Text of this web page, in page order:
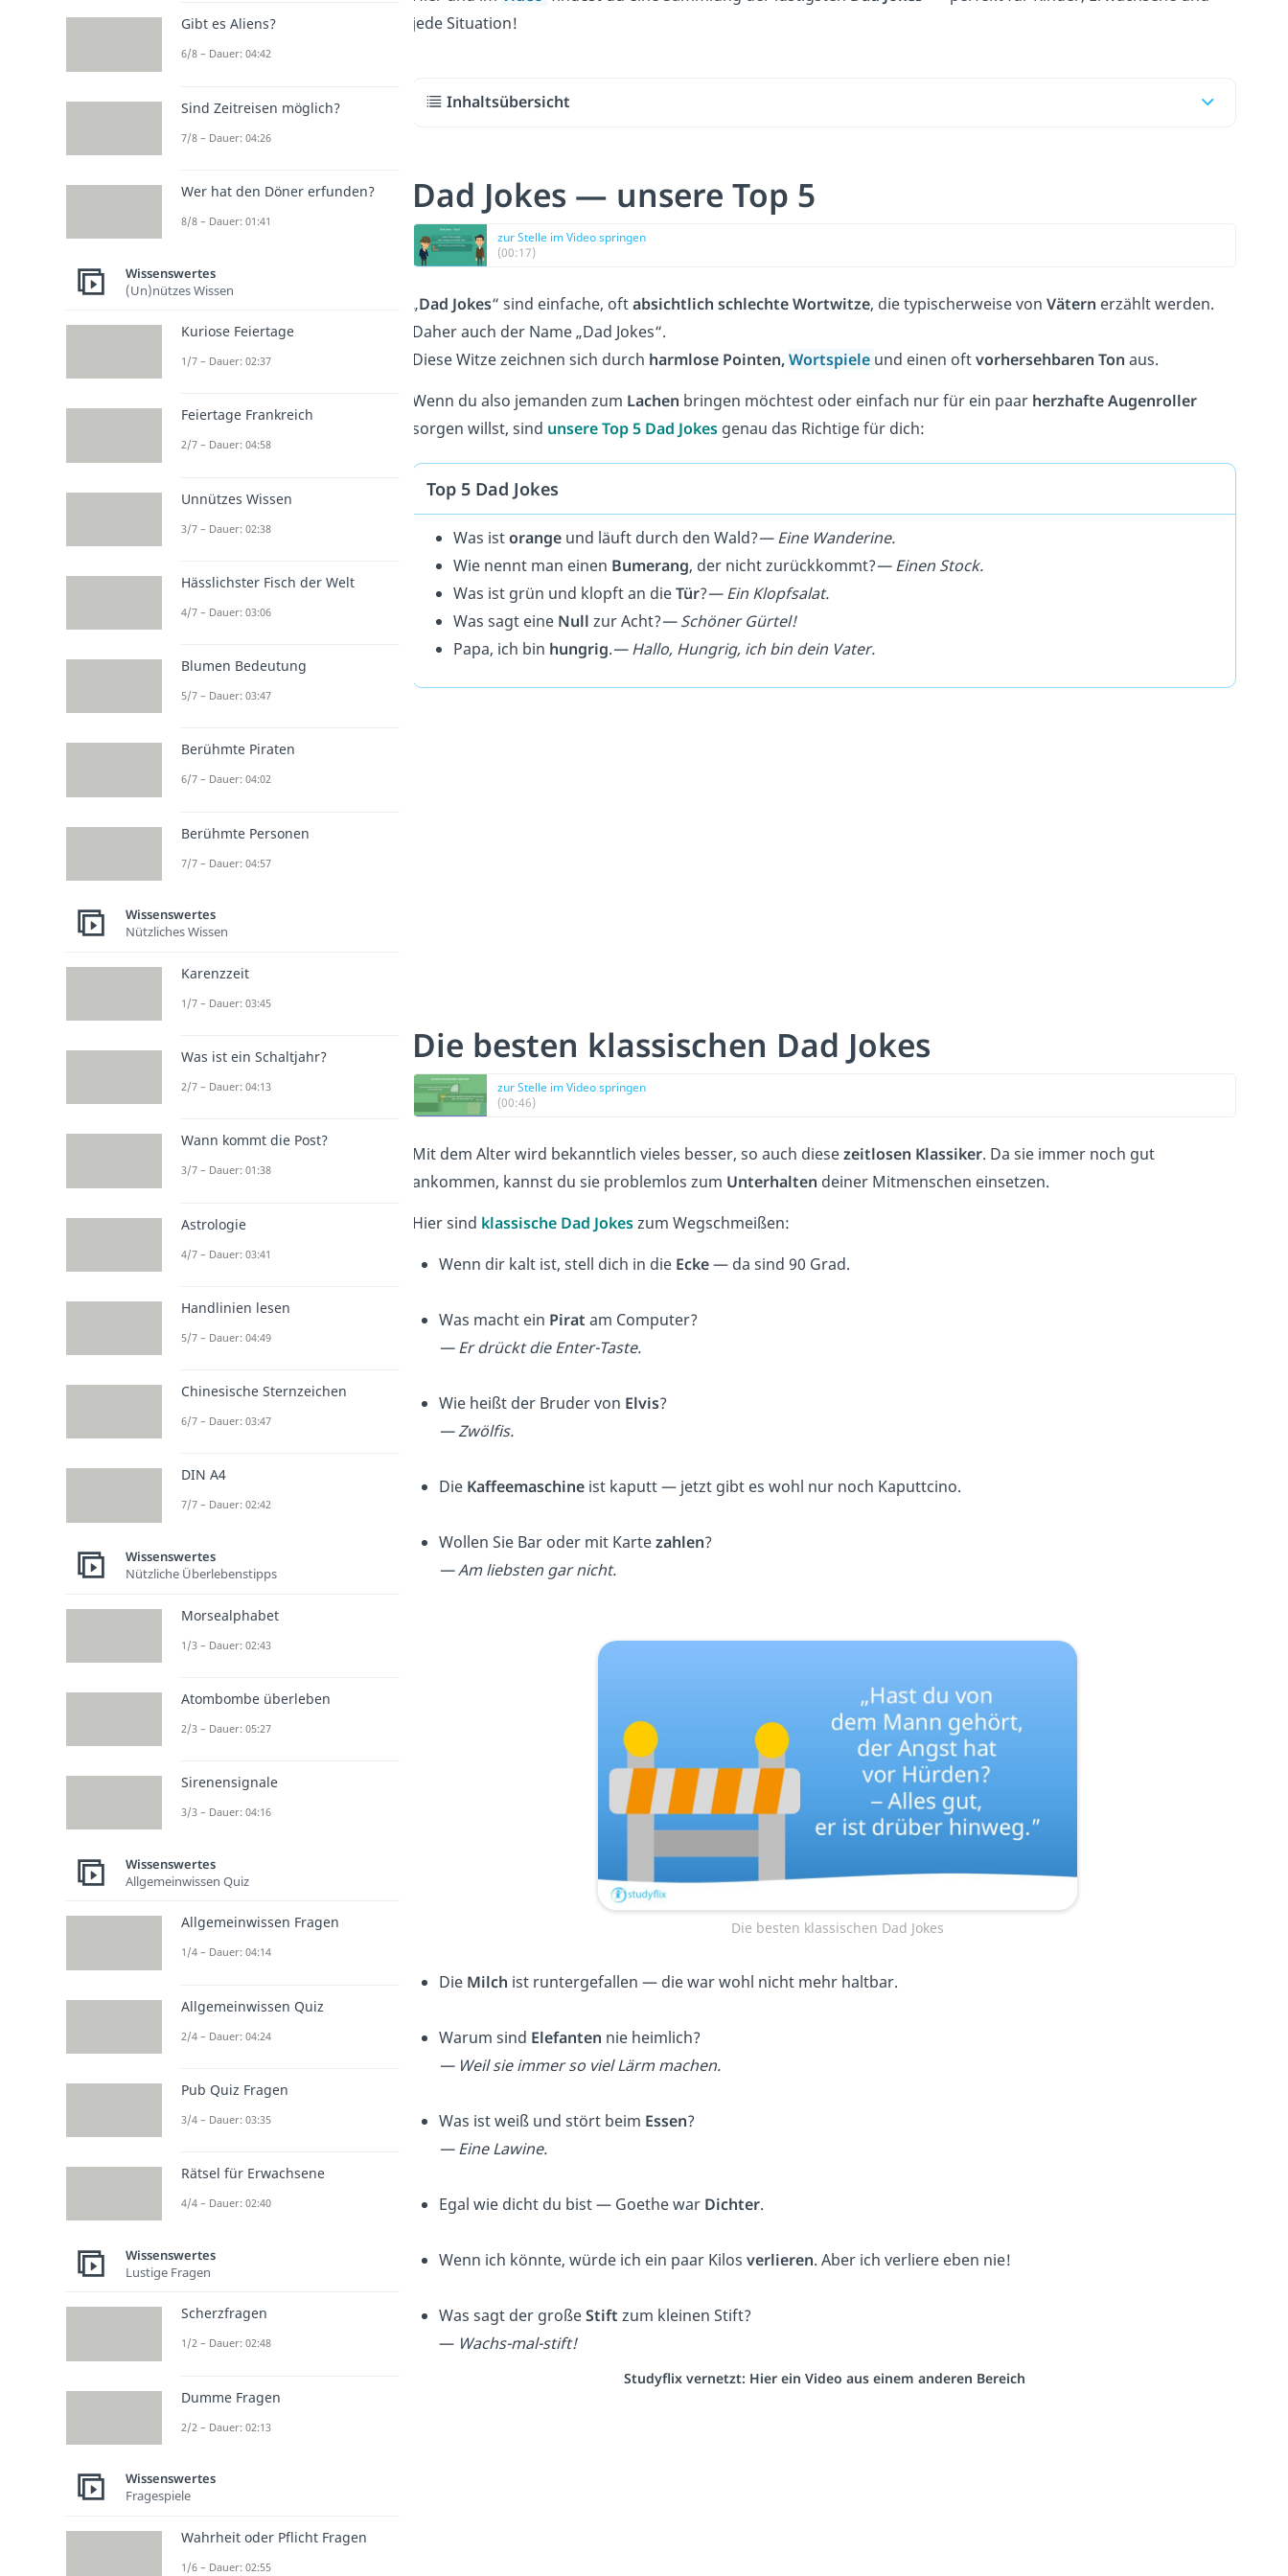
jede Situation!
Inhaltsübersicht
Dad Jokes — unsere Top 5
zur Stelle im Video springen
(00:17)
„Dad Jokes“ sind einfache, oftabsichtlich schlechte Wortwitze, die typischerweise von Vätern erzählt werden.
Daher auch der Name „Dad Jokes“.
Diese Witze zeichnen sich durch harmlose Pointen,Wortspiele und einen oftvorhersehbaren Ton aus.
Wenn du also jemanden zum Lachen bringen möchtest oder einfach nur für ein paar herzhafte Augenroller
sorgen willst, sind unsere Top 5 Dad Jokes genau das Richtige für dich:
Top 5 Dad Jokes
Was istorange und läuft durch den Wald?— Eine Wanderine.
Wie nennt man einen Bumerang, der nicht zurückkommt?— Einen Stock.
Was ist grün und klopft an dieTür?— Ein Klopfsalat.
Was sagt eine Null zur Acht?— Schöner Gürtel!
Papa, ich bin hungrig.— Hallo, Hungrig, ich bin dein Vater.
Die besten klassischen Dad Jokes
zur Stelle im Video springen
(00:46)
Mit dem Alter wird bekanntlich vieles besser, so auch diesezeitlosen Klassiker. Da sie immer noch gut
ankommen, kannst du sie problemlos zum Unterhalten deiner Mitmenschen einsetzen.
Hier sind klassische Dad Jokeszum Wegschmeißen:
Wenn dir kalt ist, stell dich in die Ecke— da sind 90 Grad.
Was macht ein Pirat am Computer?
— Er drückt die Enter-Taste.
Wie heißt der Bruder von Elvis?
— Zwölfis.
Die Kaffeemaschine ist kaputt — jetzt gibt es wohl nur noch Kaputtcino.
Wollen Sie Bar oder mit Kartezahlen?
— Am liebsten gar nicht.
Die besten klassischen Dad Jokes
Die Milch ist runtergefallen — die war wohl nicht mehr haltbar.
Warum sind Elefanten nie heimlich?
— Weil sie immer so viel Lärm machen.
Was ist weiß und stört beim Essen?
— Eine Lawine.
Egal wie dicht du bist — Goethe war Dichter.
Wenn ich könnte, würde ich ein paar Kilos verlieren. Aber ich verliere eben nie!
Was sagt der großeStift zum kleinen Stift?
— Wachs-mal-stift!
Studyflix vernetzt: Hier ein Video aus einem anderen Bereich
Gibt es Aliens?
6/8 – Dauer: 04:42
Sind Zeitreisen möglich?
7/8 – Dauer: 04:26
Wer hat den Döner erfunden?
8/8 – Dauer: 01:41
Wissenswertes
(Un)nützes Wissen
Kuriose Feiertage
1/7 – Dauer: 02:37
Feiertage Frankreich
2/7 – Dauer: 04:58
Unnützes Wissen
3/7 – Dauer: 02:38
Hässlichster Fisch der Welt
4/7 – Dauer: 03:06
Blumen Bedeutung
5/7 – Dauer: 03:47
Berühmte Piraten
6/7 – Dauer: 04:02
Berühmte Personen
7/7 – Dauer: 04:57
Wissenswertes
Nützliches Wissen
Karenzzeit
1/7 – Dauer: 03:45
Was ist ein Schaltjahr?
2/7 – Dauer: 04:13
Wann kommt die Post?
3/7 – Dauer: 01:38
Astrologie
4/7 – Dauer: 03:41
Handlinien lesen
5/7 – Dauer: 04:49
Chinesische Sternzeichen
6/7 – Dauer: 03:47
DIN A4
7/7 – Dauer: 02:42
Wissenswertes
Nützliche Überlebenstipps
Morsealphabet
1/3 – Dauer: 02:43
Atombombe überleben
2/3 – Dauer: 05:27
Sirenensignale
3/3 – Dauer: 04:16
Wissenswertes
Allgemeinwissen Quiz
Allgemeinwissen Fragen
1/4 – Dauer: 04:14
Allgemeinwissen Quiz
2/4 – Dauer: 04:24
Pub Quiz Fragen
3/4 – Dauer: 03:35
Rätsel für Erwachsene
4/4 – Dauer: 02:40
Wissenswertes
Lustige Fragen
Scherzfragen
1/2 – Dauer: 02:48
Dumme Fragen
2/2 – Dauer: 02:13
Wissenswertes
Fragespiele
Wahrheit oder Pflicht Fragen
1/6 – Dauer: 02:55